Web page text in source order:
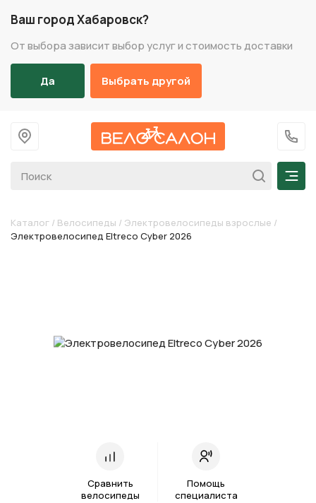
Ваш город Хабаровск?
От выбора зависит выбор услуг и стоимость доставки
Да Выбрать другой
На главную
+7
Каталог / Велосипеды / Электровелосипеды взрослые /
Электровелосипед Eltreco Cyber 2026
Сравнить
велосипеды
Помощь
специалиста